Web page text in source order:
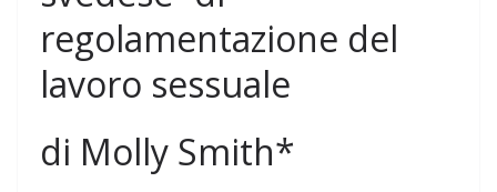
regolamentazione del
lavoro sessuale
di Molly Smith*